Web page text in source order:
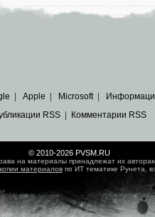
Apple Microsoft|
RSS| Комментарии RSS
© 2010-2026 PVSM.RU
на материалы принадлежат их
материаловпо ИТ тематике Рунета,